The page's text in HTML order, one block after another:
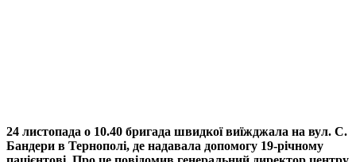
24 листопада о 10.40 бригада швидкої виїжджала на вул. С.
Бандери в Тернополі, де надавала допомогу 19-річному